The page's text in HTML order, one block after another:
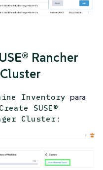
Rancher
Inventory para
Create SUSE®
Cluster: